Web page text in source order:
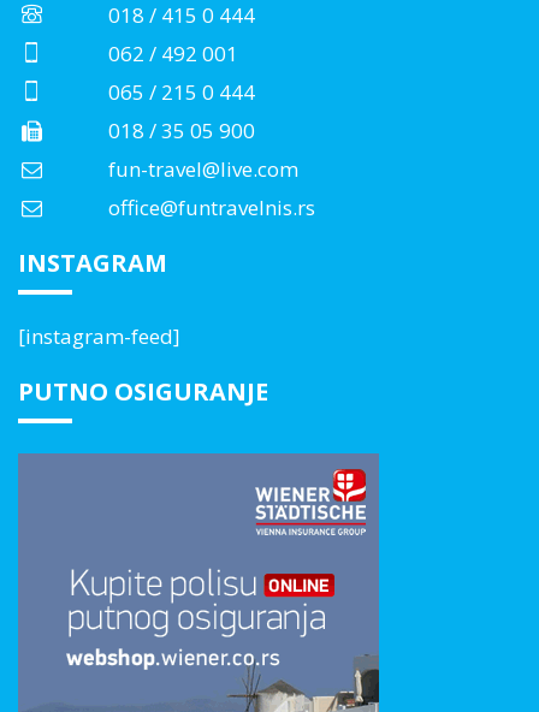
018 / 415 0 444
062 / 492 001
065 / 215 0 444
018 / 35 05 900
fun-travel@live.com
office@funtravelnis.rs
INSTAGRAM
[instagram-feed]
PUTNO OSIGURANJE